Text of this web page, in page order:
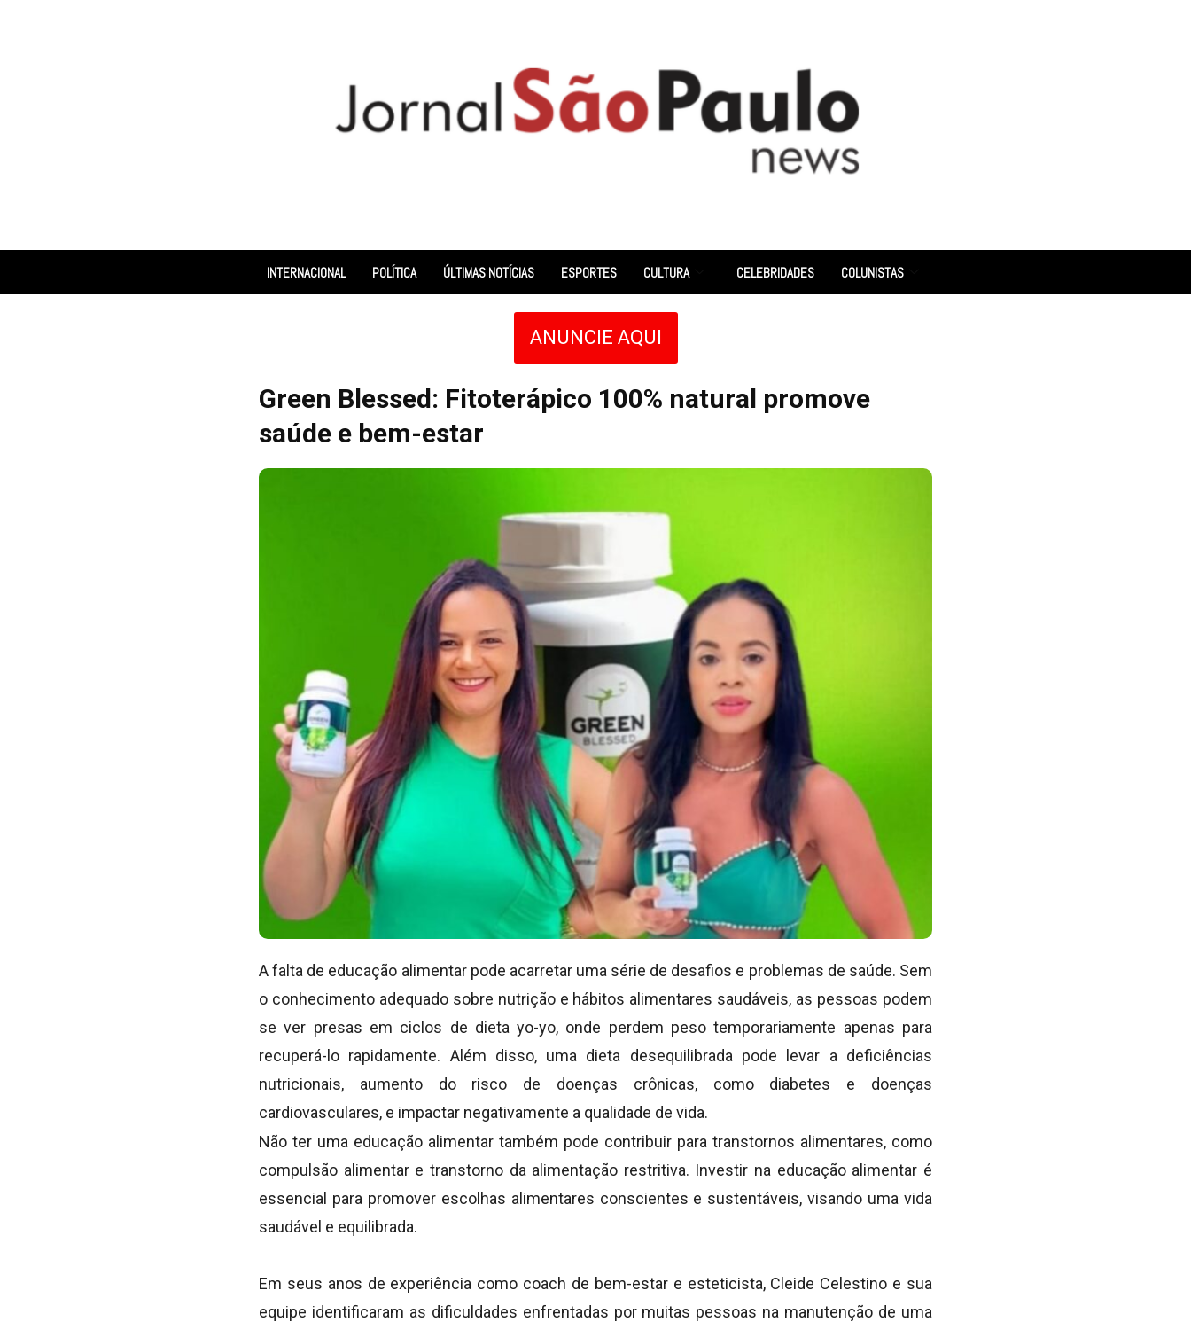
INTERNACIONAL POLÍTICA ÚLTIMAS NOTÍCIAS ESPORTES CULTURA CELEBRIDADES COLUNISTAS
ANUNCIE AQUI
Green Blessed: Fitoterápico 100% natural promove
saúde e bem-estar
A falta de educação alimentar pode acarretar uma série de desafios e problemas de saúde. Sem
o conhecimento adequado sobre nutrição e hábitos alimentares saudáveis, as pessoas podem
se ver presas em ciclos de dieta yo-yo, onde perdem peso temporariamente apenas para
recuperá-lo rapidamente. Além disso, uma dieta desequilibrada pode levar a deficiências
nutricionais, aumento do risco de doenças crônicas, como diabetes e doenças
cardiovasculares, e impactar negativamente a qualidade de vida.
Não ter uma educação alimentar também pode contribuir para transtornos alimentares, como
compulsão alimentar e transtorno da alimentação restritiva. Investir na educação alimentar é
essencial para promover escolhas alimentares conscientes e sustentáveis, visando uma vida
saudável e equilibrada.
Em seus anos de experiência como coach de bem-estar e esteticista, Cleide Celestino e sua
equipe identificaram as dificuldades enfrentadas por muitas pessoas na manutenção de uma